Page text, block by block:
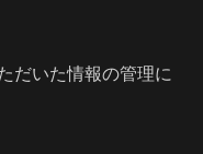
だいた情報の管理に